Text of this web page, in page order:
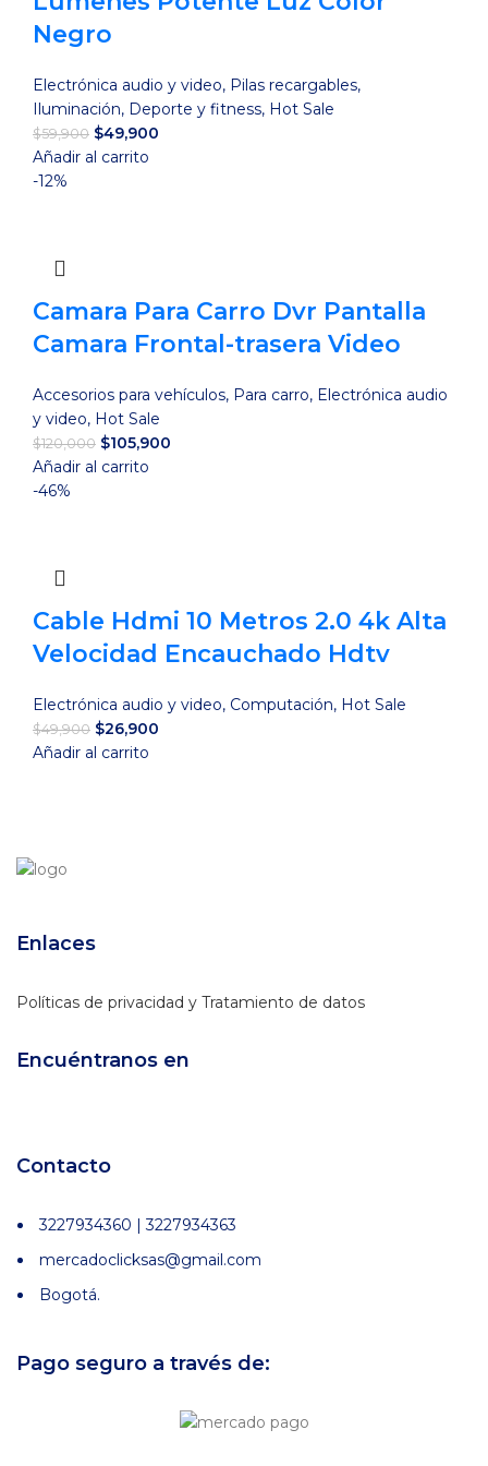
Negro
Electrónica audio y video, Pilas recargables,
Iluminación, Deporte y fitness, Hot Sale
$59,900 El
precio
$49,900
Añadir al carrito
-12%
Camara Para Carro Dvr Pantalla
Camara Frontal-trasera Video
Accesorios para vehículos, Para carro, Electrónica audio
y video, Hot Sale
$120,000 El
precio
$105,900
Añadir al carrito
-46%
Cable Hdmi 10 Metros 2.0 4k Alta
Velocidad Encauchado Hdtv
Electrónica audio y video, Computación, Hot Sale
$49,900 El
precio
$26,900
Añadir al carrito
Enlaces
Políticas de privacidad y Tratamiento de datos
Encuéntranos en
Contacto
3227934360 | 3227934363
mercadoclicksas@gmail.com
Bogotá.
Pago seguro a través de: